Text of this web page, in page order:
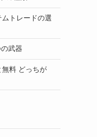
トレードの選
武器
無料 どっちが